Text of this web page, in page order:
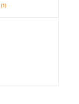
(1)